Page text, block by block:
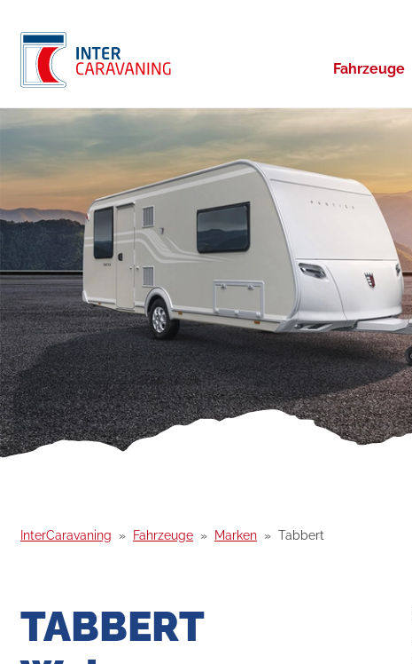
Fahrzeuge
InterCaravaning Fahrzeuge Marken Tabbert
TABBERT